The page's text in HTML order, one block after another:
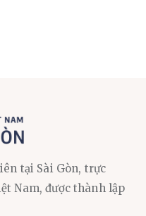
tại Sài Gòn, trực
Nam, được thành lập